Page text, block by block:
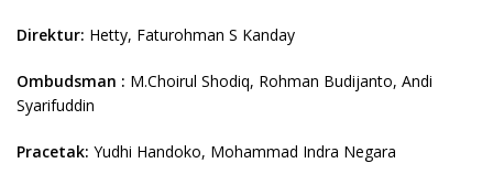
Direktur: Hetty, Faturohman S Kanday
Ombudsman : M.Choirul Shodiq, Rohman Budijanto, Andi
Syarifuddin
Pracetak: Yudhi Handoko, Mohammad Indra Negara